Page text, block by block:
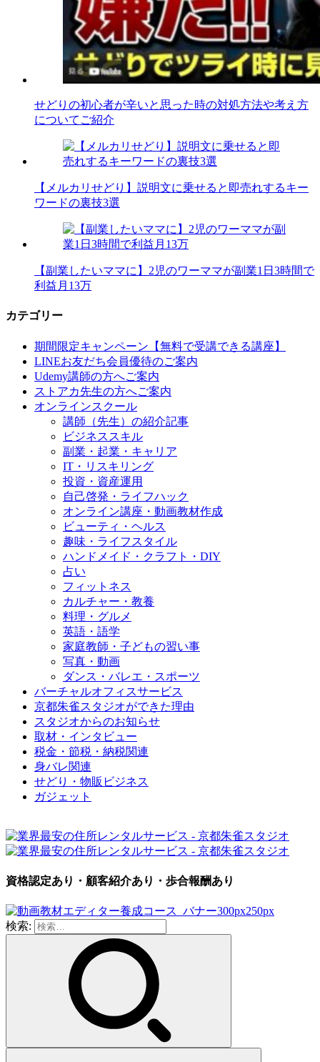
せどりの初心者が辛いと思った時の対処方法や考え方
についてご紹介
【メルカリせどり】説明文に乗せると即売れするキー
ワードの裏技3選
【副業したいママに】2児のワーママが副業1日3時間で
利益月13万
カテゴリー
期間限定キャンペーン【無料で受講できる講座】
LINEお友だち会員優待のご案内
Udemy講師の方へご案内
ストアカ先生の方へご案内
オンラインスクール
講師（先生）の紹介記事
ビジネススキル
副業・起業・キャリア
IT・リスキリング
投資・資産運用
自己啓発・ライフハック
オンライン講座・動画教材作成
ビューティ・ヘルス
趣味・ライフスタイル
ハンドメイド・クラフト・DIY
占い
フィットネス
カルチャー・教養
料理・グルメ
英語・語学
家庭教師・子どもの習い事
写真・動画
ダンス・バレエ・スポーツ
バーチャルオフィスサービス
京都朱雀スタジオができた理由
スタジオからのお知らせ
取材・インタビュー
税金・節税・納税関連
身バレ関連
せどり・物販ビジネス
ガジェット
資格認定あり・顧客紹介あり・歩合報酬あり
検索: